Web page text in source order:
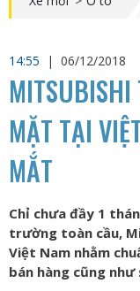
14:55
| 06/12/2018
MẶT TẠI
MẮT
Chỉ chưa đầy 1
trường toàn cầu,
Việt Nam nhằm
bán hàng cũng